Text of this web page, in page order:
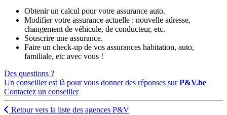
Obtenir un calcul pour votre assurance auto.
Modifier votre assurance actuelle : nouvelle adresse,
changement de véhicule, de conducteur, etc.
Souscrire une assurance.
Faire un check-up de vos assurances habitation, auto,
familiale, etc avec vous !
Des questions ?
Un conseiller est là pour vous donner des réponses surP&V.be
Contactez un conseiller
Retour vers la liste des agences P&V